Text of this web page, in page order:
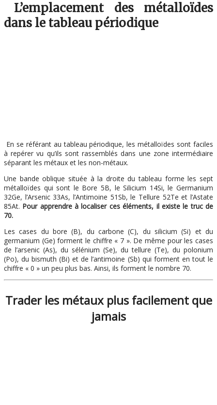
L’emplacement des métalloïdes
dans le tableau périodique
En se référant au tableau périodique, les métalloïdes sont faciles
à repérer vu qu’ils sont rassemblés dans une zone intermédiaire
séparant les métaux et les non-métaux.
Une bande oblique située à la droite du tableau forme les sept
métalloïdes qui sont le Bore 5B, le Silicium 14Si, le Germanium
32Ge, l’Arsenic 33As, l’Antimoine 51Sb, le Tellure 52Te et l’Astate
85At. Pour apprendre à localiser ces éléments, il existe le truc de
70.
Les cases du bore (B), du carbone (C), du silicium (Si) et du
germanium (Ge) forment le chiffre « 7 ». De même pour les cases
de l’arsenic (As), du sélénium (Se), du tellure (Te), du polonium
(Po), du bismuth (Bi) et de l’antimoine (Sb) qui forment en tout le
chiffre « 0 » un peu plus bas. Ainsi, ils forment le nombre 70.
Trader les métaux plus facilement que
jamais